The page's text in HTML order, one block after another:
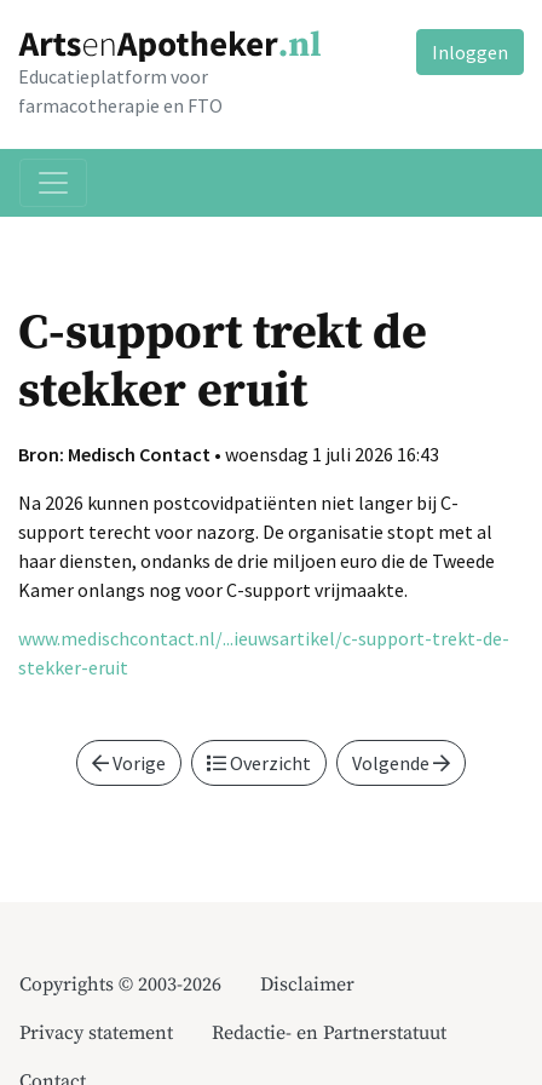
Educatieplatform voor
farmacotherapie en FTO
Inloggen
C-support trekt de
stekker eruit
Bron: Medisch Contact • woensdag 1 juli 2026 16:43
Na 2026 kunnen postcovidpatiënten niet langer bij C-
support terecht voor nazorg. De organisatie stopt met al
haar diensten, ondanks de drie miljoen euro die de Tweede
Kamer onlangs nog voor C-support vrijmaakte.
www.medischcontact.nl/...ieuwsartikel/c-support-trekt-de-
stekker-eruit
Vorige Overzicht Volgende
Copyrights © 2003-2026
Disclaimer
Privacy statement
Redactie- en Partnerstatuut